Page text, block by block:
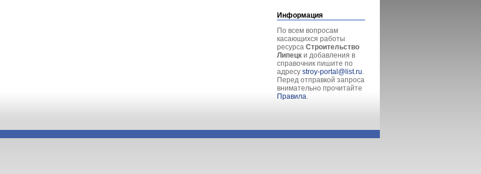
Информация
По всем вопросам
касающихся работы
ресурса Строительство
Липецк и добавления в
справочник пишите по
адресу stroy-portal@list.ru.
Перед отправкой запроса
внимательно прочитайте
Правила.